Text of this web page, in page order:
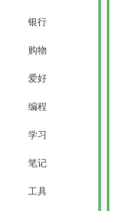
银行
购物
爱好
编程
学习
笔记
工具